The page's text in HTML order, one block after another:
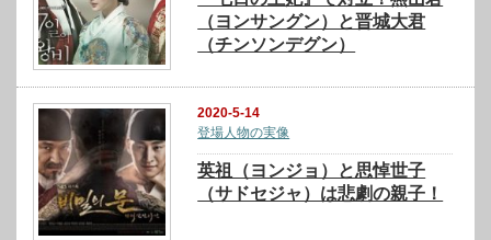
（ヨンサングン）と晋城大君
（チンソンデグン）
2020-5-14
登場人物の実像
英祖（ヨンジョ）と思悼世子
（サドセジャ）は悲劇の親子！